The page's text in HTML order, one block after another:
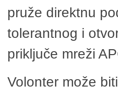
pruže direktnu
tolerantnog i
priključe mreži
Volonter može